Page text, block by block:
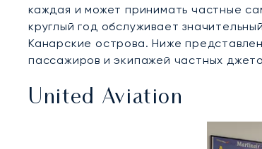
каждая и может принимать частные
круглый год обслуживает
Канарские острова. Ниже
пассажиров и экипажей частных
United Aviation